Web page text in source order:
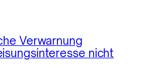
Verwarnung
nicht